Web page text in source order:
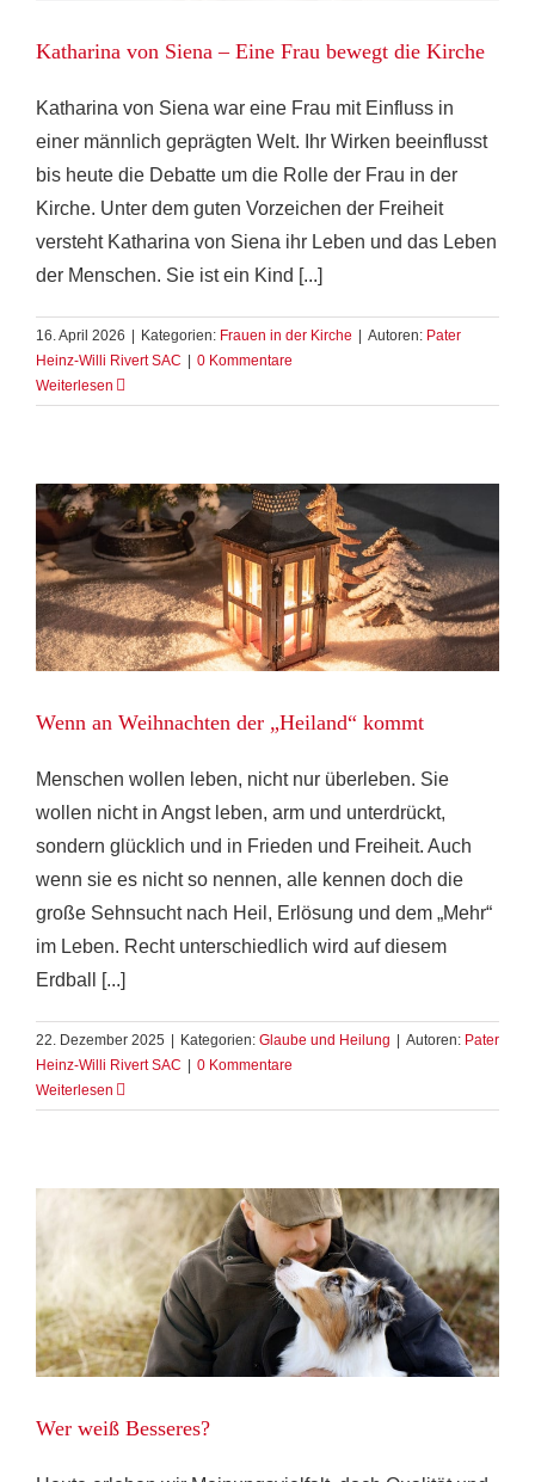
Katharina von Siena – Eine Frau bewegt die Kirche
Katharina von Siena war eine Frau mit Einfluss in
einer männlich geprägten Welt. Ihr Wirken beeinflusst
bis heute die Debatte um die Rolle der Frau in der
Kirche. Unter dem guten Vorzeichen der Freiheit
versteht Katharina von Siena ihr Leben und das Leben
der Menschen. Sie ist ein Kind [...]
16. April 2026 | Kategorien: Frauen in der Kirche | Autoren: Pater
Heinz-Willi Rivert SAC | 0 Kommentare
Weiterlesen
Wenn an Weihnachten der „Heiland“ kommt
Menschen wollen leben, nicht nur überleben. Sie
wollen nicht in Angst leben, arm und unterdrückt,
sondern glücklich und in Frieden und Freiheit. Auch
wenn sie es nicht so nennen, alle kennen doch die
große Sehnsucht nach Heil, Erlösung und dem „Mehr“
im Leben. Recht unterschiedlich wird auf diesem
Erdball [...]
22. Dezember 2025 Kategorien: Glaube und Heilung Autoren: Pater
Heinz-Willi Rivert SAC
0 Kommentare
Weiterlesen
Wer weiß Besseres?